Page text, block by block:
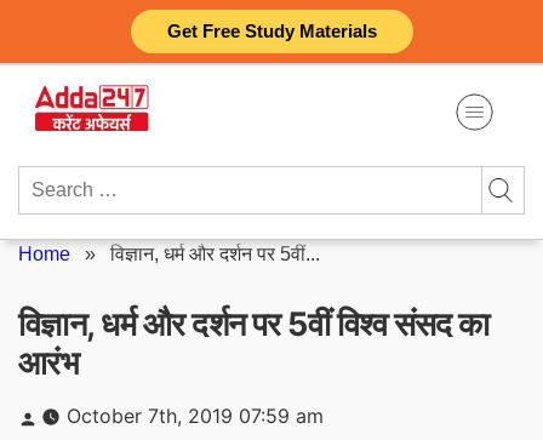
Get Free Study Materials
content
Search
Home »विज्ञान, धर्म और दर्शन पर 5वीं...
विज्ञान, धर्म और दर्शन पर 5वीं विश्व संसद का
आरंभ
Posted
by
October 7th, 2019 07:59 am